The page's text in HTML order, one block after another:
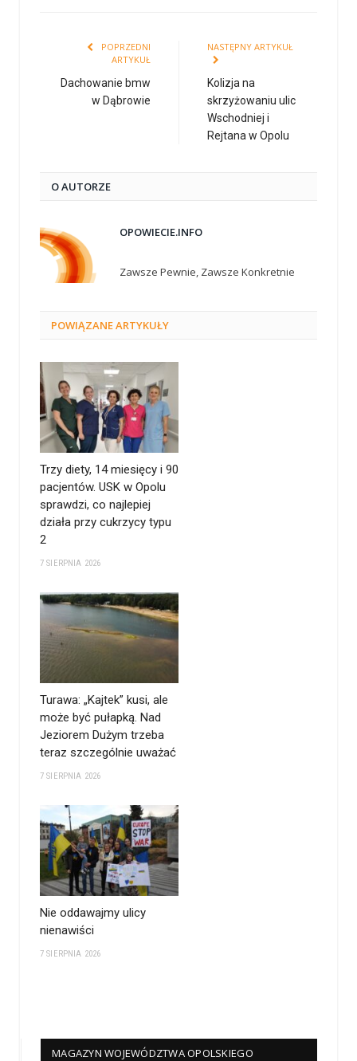
POPRZEDNI
ARTYKUŁ
Dachowanie bmw
w Dąbrowie
NASTĘPNY ARTYKUŁ
Kolizja na
skrzyżowaniu ulic
Wschodniej i
Rejtana w Opolu
O AUTORZE
OPOWIECIE.INFO
Zawsze Pewnie, Zawsze Konkretnie
POWIĄZANEARTYKUŁY
Trzy diety, 14 miesięcy i 90
pacjentów. USK w Opolu
sprawdzi, co najlepiej
działa przy cukrzycy typu
2
7 SIERPNIA 2026
Turawa: „Kajtek” kusi, ale
może być pułapką. Nad
Jeziorem Dużym trzeba
teraz szczególnie uważać
7 SIERPNIA 2026
Nie oddawajmy ulicy
nienawiści
7 SIERPNIA 2026
MAGAZYN WOJEWÓDZTWA OPOLSKIEGO